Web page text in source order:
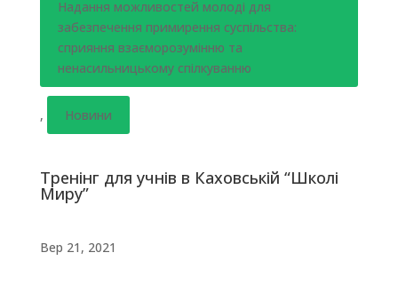
Надання можливостей молоді для
забезпечення примирення суспільства:
сприяння взаєморозумінню та
ненасильницькому спілкуванню
, Новини
Тренінг для учнів в Каховській “Школі
Миру”
Вер 21, 2021